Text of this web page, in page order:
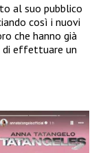
al suo pubblico
così i nuovi
che hanno già
di effettuare un